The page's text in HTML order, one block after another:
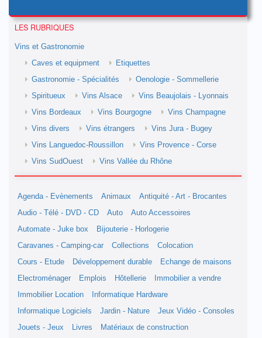
LES RUBRIQUES
Vins et Gastronomie
Caves et equipment
Etiquettes
Gastronomie - Spécialités
Oenologie - Sommellerie
Spiritueux
Vins Alsace
Vins Beaujolais - Lyonnais
Vins Bordeaux
Vins Bourgogne
Vins Champagne
Vins divers
Vins étrangers
Vins Jura - Bugey
Vins Languedoc-Roussillon
Vins Provence - Corse
Vins SudOuest
Vins Vallée du Rhône
Agenda - Evènements Animaux
Antiquité - Art - Brocantes
Audio - Télé - DVD - CD
Auto
Auto Accessoires
Automate - Juke box
Bijouterie - Horlogerie
Caravanes - Camping-car
Collections
Colocation
Cours - Etude
Développement durable
Echange de maisons
Electroménager
Emplois Hôtellerie
Immobilier a vendre
Immobilier Location
Informatique Hardware
Informatique Logiciels
Jardin - Nature
Jeux Vidéo - Consoles
Jouets - Jeux
Livres
Matériaux de construction